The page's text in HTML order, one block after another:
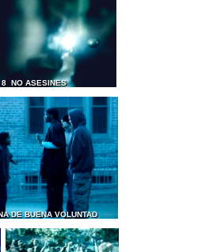
8 NO ASESINES
DE BUENA VOLUNTAD